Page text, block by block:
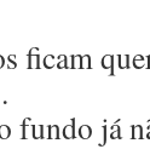
ficam
fundo já